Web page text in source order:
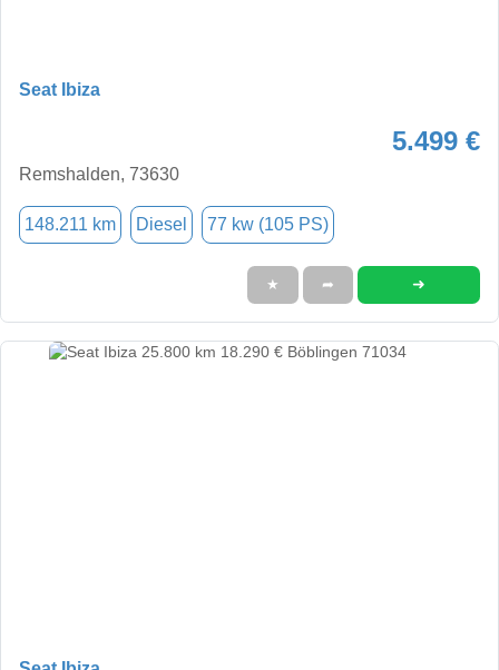
Seat Ibiza
5.499 €
Remshalden, 73630
148.211 km Diesel 77 kw (105 PS)
★ ➦ ➜